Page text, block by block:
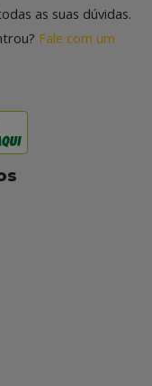
as suas dúvidas.
Fale com um